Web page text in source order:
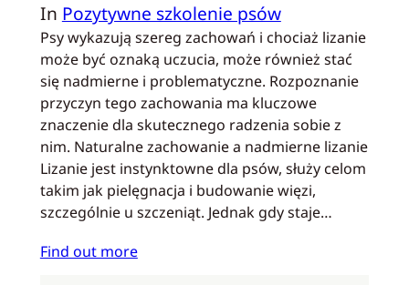
In Pozytywne szkolenie psów
Psy wykazują szereg zachowań i chociaż lizanie
może być oznaką uczucia, może również stać
się nadmierne i problematyczne. Rozpoznanie
przyczyn tego zachowania ma kluczowe
znaczenie dla skutecznego radzenia sobie z
nim. Naturalne zachowanie a nadmierne lizanie
Lizanie jest instynktowne dla psów, służy celom
takim jak pielęgnacja i budowanie więzi,
szczególnie u szczeniąt. Jednak gdy staje…
Find out more